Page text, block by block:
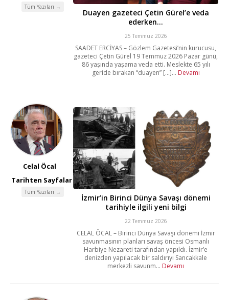
Tüm Yazıları →
Duayen gazeteci Çetin Gürel’e veda
ederken…
25 Temmuz 2026
SAADET ERCİYAS – Gözlem Gazetesi’nin kurucusu,
gazeteci Çetin Gürel 19 Temmuz 2026 Pazar günü,
86 yaşında yaşama veda etti. Meslekte 65 yılı
geride bırakan “duayen” [...]... Devamı
Celal Öcal
Tarihten Sayfalar
Tüm Yazıları →
İzmir’in Birinci Dünya Savaşı dönemi
tarihiyle ilgili yeni bilgi
22 Temmuz 2026
CELAL ÖCAL – Birinci Dünya Savaşı dönemi İzmir
savunmasının planları savaş öncesi Osmanlı
Harbiye Nezareti tarafından yapıldı. İzmir’e
denizden yapılacak bir saldırıyı Sancakkale
merkezli savunm... Devamı